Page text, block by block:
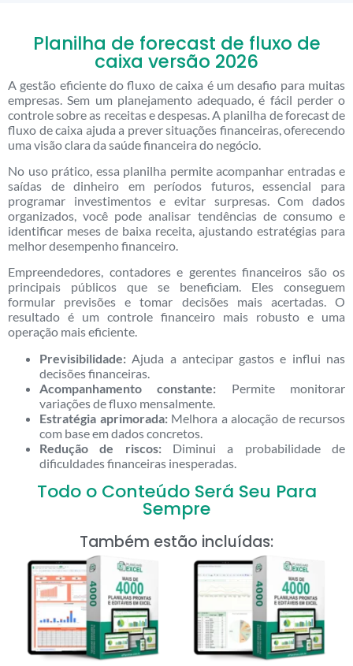
Planilha de forecast de fluxo de
caixa versão 2026
A gestão eficiente do fluxo de caixa é um desafio para muitas
empresas. Sem um planejamento adequado, é fácil perder o
controle sobre as receitas e despesas. A planilha de forecast de
fluxo de caixa ajuda a prever situações financeiras, oferecendo
uma visão clara da saúde financeira do negócio.
No uso prático, essa planilha permite acompanhar entradas e
saídas de dinheiro em períodos futuros, essencial para
programar investimentos e evitar surpresas. Com dados
organizados, você pode analisar tendências de consumo e
identificar meses de baixa receita, ajustando estratégias para
melhor desempenho financeiro.
Empreendedores, contadores e gerentes financeiros são os
principais públicos que se beneficiam. Eles conseguem
formular previsões e tomar decisões mais acertadas. O
resultado é um controle financeiro mais robusto e uma
operação mais eficiente.
Previsibilidade: Ajuda a antecipar gastos e influi nas
decisões financeiras.
Acompanhamento constante: Permite monitorar
variações de fluxo mensalmente.
Estratégia aprimorada:Melhora a alocação de recursos
com base em dados concretos.
Redução de riscos:Diminui a probabilidade de
dificuldades financeiras inesperadas.
Todo o Conteúdo Será Seu Para
Sempre
Também estão incluídas: